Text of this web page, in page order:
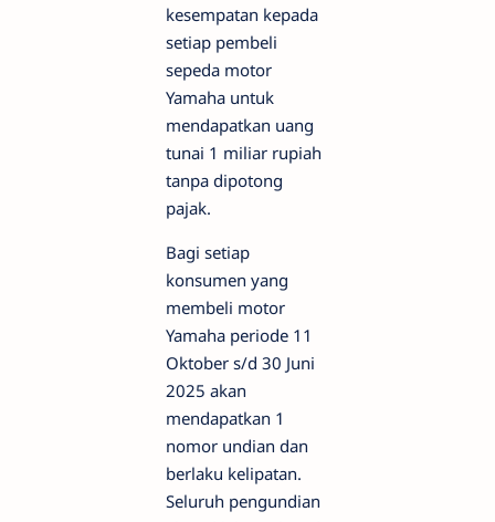
kesempatan kepada
setiap pembeli
sepeda motor
Yamaha untuk
mendapatkan uang
tunai 1 miliar rupiah
tanpa dipotong
pajak.
Bagi setiap
konsumen yang
membeli motor
Yamaha periode 11
Oktober s/d 30 Juni
2025 akan
mendapatkan 1
nomor undian dan
berlaku kelipatan.
Seluruh pengundian